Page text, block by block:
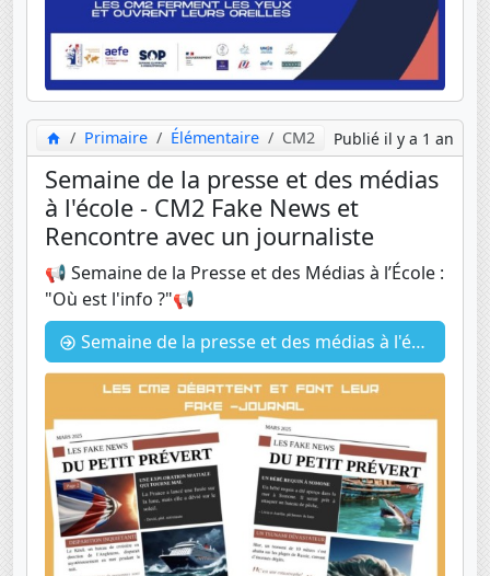
Primaire Élémentaire CM2 Publié il y a 1 an
Semaine de la presse et des médias
à l'école - CM2 Fake News et
Rencontre avec un journaliste
📢 Semaine de la Presse et des Médias à l’École :
"Où est l'info ?"📢
Semaine de la presse et des médias à l'école - CM2 Fake News et Rencontre avec un journaliste